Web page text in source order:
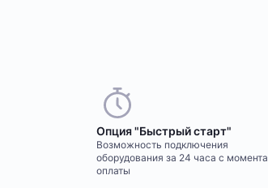
Опция "Быстрый старт"
Возможность подключения
оборудования за 24 часа с момента
оплаты